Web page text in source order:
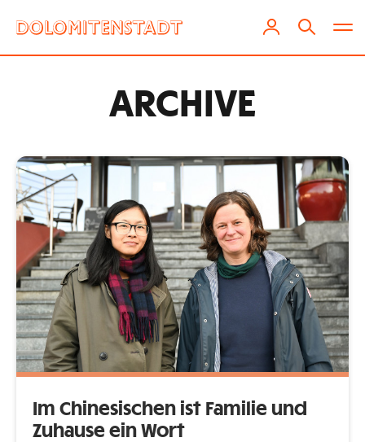
ARCHIVE
Im Chinesischen ist Familie und
Zuhause ein Wort